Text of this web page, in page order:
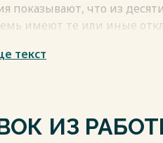
показывают, что из
имеют те или иные
культура» в
наша страна является
текст
ИЗ